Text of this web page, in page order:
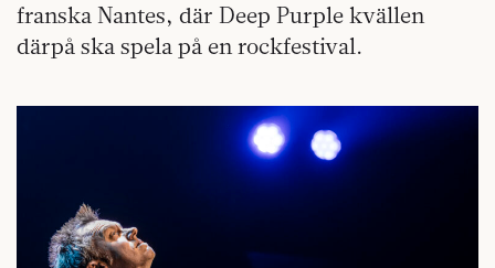
franska Nantes, där Deep Purple kvällen
därpå ska spela på en rockfestival.